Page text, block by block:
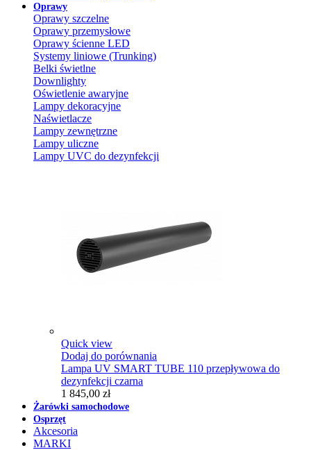
Oprawy
Oprawy szczelne
Oprawy przemysłowe
Oprawy ścienne LED
Systemy liniowe (Trunking)
Belki świetlne
Downlighty
Oświetlenie awaryjne
Lampy dekoracyjne
Naświetlacze
Lampy zewnętrzne
Lampy uliczne
Lampy UVC do dezynfekcji
Quick view
Dodaj do porównania
Lampa UV SMART TUBE 110 przepływowa do
dezynfekcji czarna
1 845,00 zł
Żarówki samochodowe
Osprzęt
Akcesoria
MARKI